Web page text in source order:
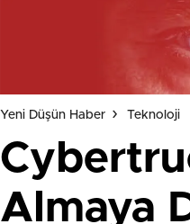
Yeni Düşün Haber Teknoloji
Almaya